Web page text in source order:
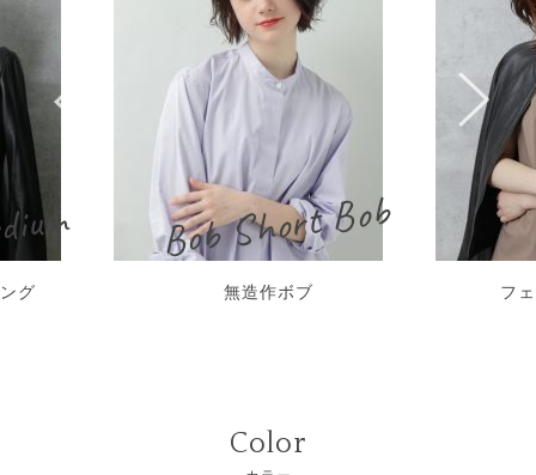
グ
Bob Short Bob
無造作ボブ フ
Color